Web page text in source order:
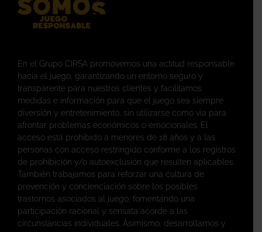
En el Grupo CIRSA promovemos una actitud responsable
hacia el juego, garantizando un entorno seguro y
transparente para nuestros clientes y facilitamos
medidas e información para que el juego sea siempre
diversión y entretenimiento, sin utilizarse como vía para
afrontar problemas económicos o emocionales. El
acceso está prohibido a menores de 18 años y a las
personas con acceso restringido conforme a los registros
de prohibición y/o autoexclusión que resulten aplicables.
También trabajamos para reforzar una cultura de
prevención y concienciación sobre los posibles
trastornos asociados al juego, fomentando una
participación racional y sensata acorde a las
circunstancias individuales. Asimismo, desarrollamos y